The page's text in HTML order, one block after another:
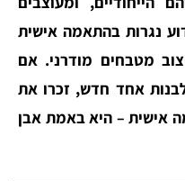
נגרות בהתאמה אישית
מטבחים מודרני. אם
אחד חדש, זכרו את
אישית – היא באמת אבן